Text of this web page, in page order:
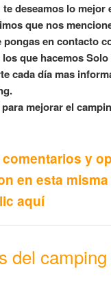
deseamos lo mejor
que nos
pongas en contacto
que hacemos
cada día mas
mejorar el
y
en esta
aquí
del